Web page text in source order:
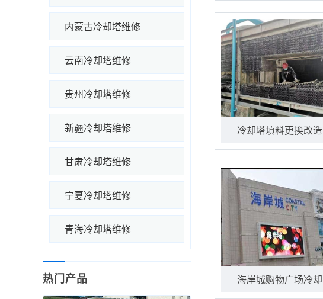
内蒙古冷却塔维修
云南冷却塔维修
贵州冷却塔维修
新疆冷却塔维修
甘肃冷却塔维修
宁夏冷却塔维修
青海冷却塔维修
热门产品
冷却塔填料更换改造
海岸城购物广场冷却